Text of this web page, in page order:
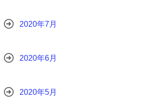
2020年7月
2020年6月
2020年5月